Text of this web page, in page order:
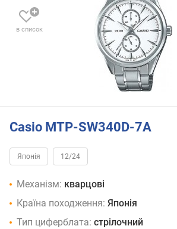
в список
Casio MTP-SW340D-7A
Японія 12/24
Механізм: кварцові
Країна походження: Японія
Тип циферблата: стрілочний